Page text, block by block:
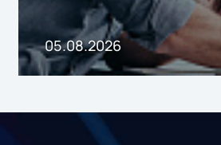
05.08.2026